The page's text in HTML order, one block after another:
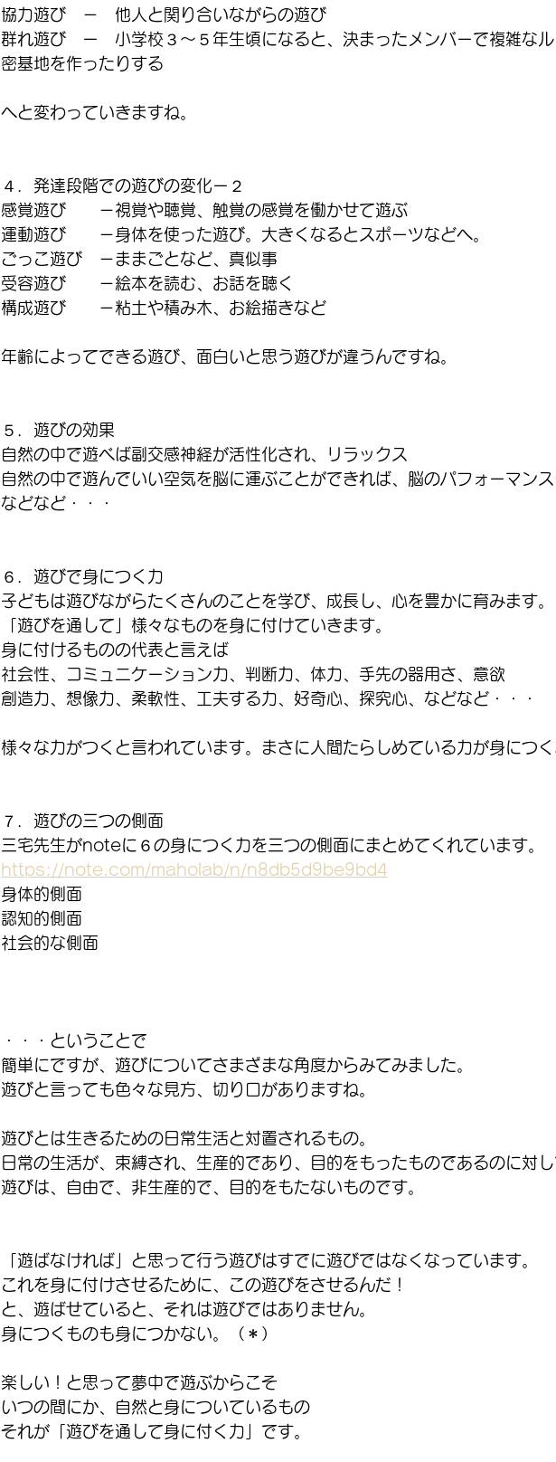
協力遊び　－　他人と関り合いながらの遊び
群れ遊び　ー　小学校３～５年生頃になると、決まったメンバーで複雑な
密基地を作ったりする
へと変わっていきますね。
４．発達段階での遊びの変化ー２
感覚遊び　　－視覚や聴覚、触覚の感覚を働かせて遊ぶ
運動遊び　　－身体を使った遊び。大きくなるとスポーツなどへ。
ごっこ遊び　－ままごとなど、真似事
受容遊び　　－絵本を読む、お話を聴く
構成遊び　　－粘土や積み木、お絵描きなど
年齢によってできる遊び、面白いと思う遊びが違うんですね。
５．遊びの効果
自然の中で遊べば副交感神経が活性化され、リラックス
自然の中で遊んでいい空気を脳に運ぶことができれば、脳のパフォーマン
などなど・・・
６．遊びで身につく力
子どもは遊びながらたくさんのことを学び、成長し、心を豊かに育みます。
「遊びを通して」様々なものを身に付けていきます。
身に付けるものの代表と言えば
社会性、コミュニケーション力、判断力、体力、手先の器用さ、意欲
創造力、想像力、柔軟性、工夫する力、好奇心、探究心、などなど・・・
様々な力がつくと言われています。まさに人間たらしめている力が身につ
７．遊びの三つの側面
三宅先生がnoteに６の身につく力を三つの側面にまとめてくれています。
https://note.com/maholab/n/n8db5d9be9bd4
身体的側面
認知的側面
社会的な側面
・・・ということで
簡単にですが、遊びについてさまざまな角度からみてみました。
遊びと言っても色々な見方、切り口がありますね。
遊びとは生きるための日常生活と対置されるもの。
日常の生活が、束縛され、生産的であり、目的をもったものであるのに対
遊びは、自由で、非生産的で、目的をもたないものです。
「遊ばなければ」と思って行う遊びはすでに遊びではなくなっています。
これを身に付けさせるために、この遊びをさせるんだ！
と、遊ばせていると、それは遊びではありません。
身につくものも身につかない。（＊）
楽しい！と思って夢中で遊ぶからこそ
いつの間にか、自然と身についているもの
それが「遊びを通して身に付く力」です。